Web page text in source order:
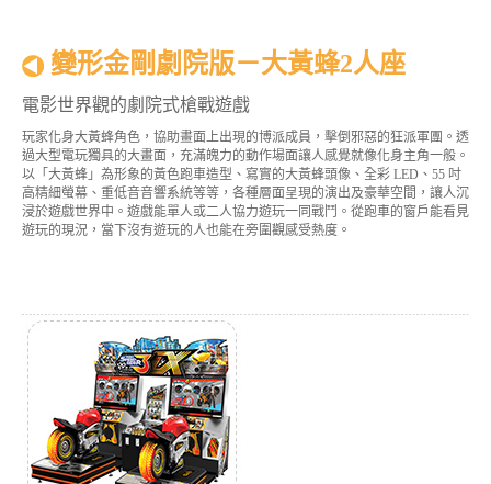
變形金剛劇院版－大黃蜂2人座
電影世界觀的劇院式槍戰遊戲
玩家化身大黃蜂角色，協助畫面上出現的博派成員，擊倒邪惡的狂派軍團。透
過大型電玩獨具的大畫面，充滿魄力的動作場面讓人感覺就像化身主角一般。
以「大黃蜂」為形象的黃色跑車造型、寫實的大黃蜂頭像、全彩 LED、55 吋
高精細螢幕、重低音音響系統等等，各種層面呈現的演出及豪華空間，讓人沉
浸於遊戲世界中。遊戲能單人或二人協力遊玩一同戰鬥。從跑車的窗戶能看見
遊玩的現況，當下沒有遊玩的人也能在旁圍觀感受熱度。